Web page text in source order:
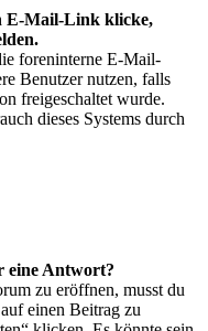
E-Mail-Link klicke,
foreninterne E-Mail-
Benutzer nutzen, falls
freigeschaltet wurde.
dieses Systems durch
eine Antwort?
zu eröffnen, musst du
einen Beitrag zu